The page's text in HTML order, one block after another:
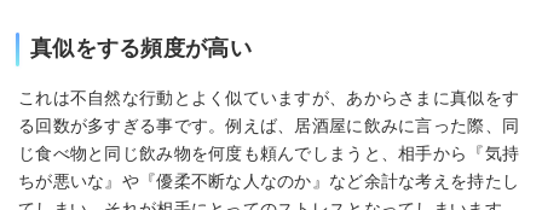
真似をする頻度が高い
これは不自然な行動とよく似ていますが、あからさまに真似をす
る回数が多すぎる事です。例えば、居酒屋に飲みに言った際、同
じ食べ物と同じ飲み物を何度も頼んでしまうと、相手から『気持
ちが悪いな』や『優柔不断な人なのか』など余計な考えを持たし